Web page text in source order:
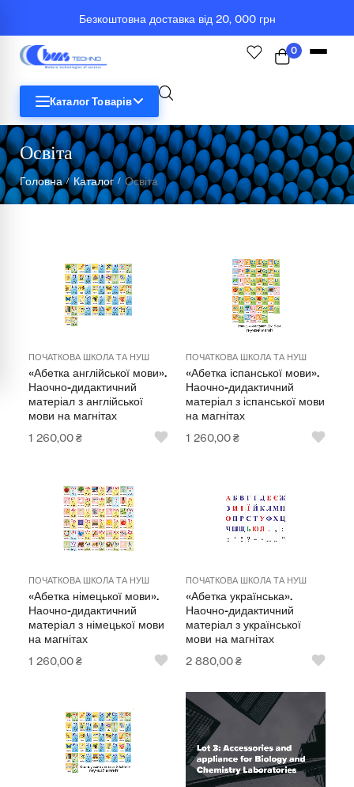
Безкоштовна доставка від 20, 000 грн
0
Каталог Товарів
STEM
Біологія
Комп'ютерна техніка
Меблі
Мультимедійне обладнання
Освіта
Телерадіо обладнання
Хімія
Захист України
Всі товари
STEM
Освіта
Головна / Каталог / Освіта
ПОЧАТКОВА ШКОЛА ТА НУШ
«Абетка англійської мови».
Наочно-дидактичний
матеріал з англійської
мови на магнітах
1 260,00₴
ПОЧАТКОВА ШКОЛА ТА НУШ
«Абетка іспанської мови».
Наочно-дидактичний
матеріал з іспанської мови
на магнітах
1 260,00₴
ПОЧАТКОВА ШКОЛА ТА НУШ
«Абетка німецької мови».
Наочно-дидактичний
матеріал з німецької мови
на магнітах
1 260,00₴
ПОЧАТКОВА ШКОЛА ТА НУШ
«Абетка українська».
Наочно-дидактичний
матеріал з української
мови на магнітах
2 880,00₴